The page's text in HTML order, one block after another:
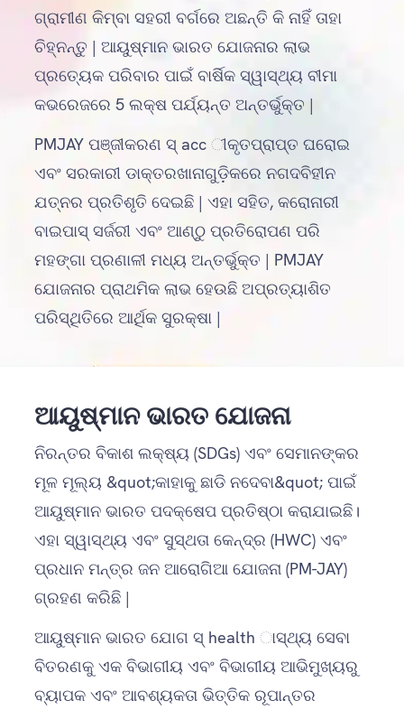
ଗ୍ରାମୀଣ କିମ୍ବା ସହରୀ ବର୍ଗରେ ଅଛନ୍ତି କି ନାହିଁ ତାହା
ଚିହ୍ନନ୍ତୁ | ଆୟୁଷ୍ମାନ ଭାରତ ଯୋଜନାର ଲାଭ
ପ୍ରତ୍ୟେକ ପରିବାର ପାଇଁ ବାର୍ଷିକ ସ୍ୱାସ୍ଥ୍ୟ ବୀମା
କଭରେଜରେ 5 ଲକ୍ଷ ପର୍ଯ୍ୟନ୍ତ ଅନ୍ତର୍ଭୁକ୍ତ |
PMJAY ପଞ୍ଜୀକରଣ ସ୍ acc ୀକୃତପ୍ରାପ୍ତ ଘରୋଇ
ଏବଂ ସରକାରୀ ଡାକ୍ତରଖାନାଗୁଡ଼ିକରେ ନଗଦବିହୀନ
ଯତ୍ନର ପ୍ରତିଶୃତି ଦେଇଛି | ଏହା ସହିତ, କରୋନାରୀ
ବାଇପାସ୍ ସର୍ଜରୀ ଏବଂ ଆଣ୍ଠୁ ପ୍ରତିରୋପଣ ପରି
ମହଙ୍ଗା ପ୍ରଣାଳୀ ମଧ୍ୟ ଅନ୍ତର୍ଭୁକ୍ତ | PMJAY
ଯୋଜନାର ପ୍ରାଥମିକ ଲାଭ ହେଉଛି ଅପ୍ରତ୍ୟାଶିତ
ପରିସ୍ଥିତିରେ ଆର୍ଥିକ ସୁରକ୍ଷା |
ଆୟୁଷ୍ମାନ ଭାରତ ଯୋଜନା
ନିରନ୍ତର ବିକାଶ ଲକ୍ଷ୍ୟ (SDGs) ଏବଂ ସେମାନଙ୍କର
ମୂଳ ମୂଲ୍ୟ &quot;କାହାକୁ ଛାଡି ନଦେବା&quot; ପାଇଁ
ଆୟୁଷ୍ମାନ ଭାରତ ପଦକ୍ଷେପ ପ୍ରତିଷ୍ଠା କରାଯାଇଛି।
ଏହା ସ୍ୱାସ୍ଥ୍ୟ ଏବଂ ସୁସ୍ଥତା କେନ୍ଦ୍ର (HWC) ଏବଂ
ପ୍ରଧାନ ମନ୍ତ୍ର ଜନ ଆରୋଗିଆ ଯୋଜନା (PM-JAY)
ଗ୍ରହଣ କରିଛି |
ଆୟୁଷ୍ମାନ ଭାରତ ଯୋଗ ସ୍ health ାସ୍ଥ୍ୟ ସେବା
ବିତରଣକୁ ଏକ ବିଭାଗୀୟ ଏବଂ ବିଭାଗୀୟ ଆଭିମୁଖ୍ୟରୁ
ବ୍ୟାପକ ଏବଂ ଆବଶ୍ୟକତା ଭିତ୍ତିକ ରୂପାନ୍ତର